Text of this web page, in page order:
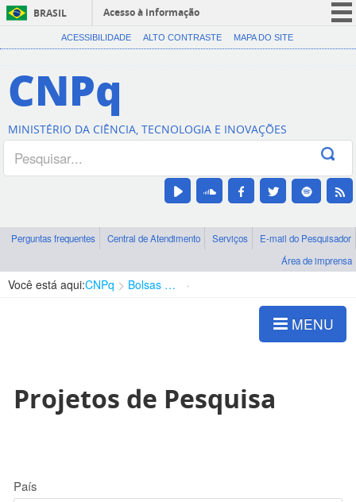
BRASIL
Acesso à informação
CORONAVÍRUS (COVID-19)
Canais
ACESSIBILIDADE ALTO CONTRASTE MAPA DO SITE
CNPq
MINISTÉRIO DA CIÊNCIA, TECNOLOGIA E INOVAÇÕES
Perguntas frequentes Central de Atendimento Serviços
E-mail do Pesquisador
Área de imprensa
Você está aqui:CNPq Bolsas e Auxílios Vigentes
MENU
Projetos de Pesquisa
País